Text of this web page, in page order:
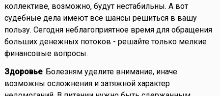
коллективе, возможно, будут нестабильны. А вот
судебные дела имеют все шансы решиться в вашу
пользу. Сегодня неблагоприятное время для обращения
больших денежных потоков - решайте только мелкие
финансовые вопросы.
Здоровье: Болезням уделите внимание, иначе
возможны осложнения и затяжной характер